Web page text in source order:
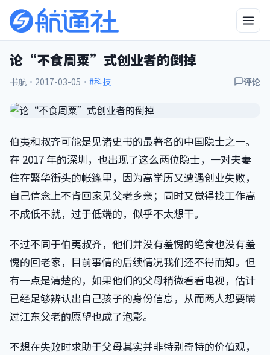
论“不食周粟”式创业者的倒掉
书航 · 2017-03-05 · #科技 评论
伯夷和叔齐可能是见诸史书的最著名的中国隐士之一。
在 2017 年的深圳，也出现了这么两位隐士，一对夫妻
住在繁华街头的帐篷里，因为高学历又遭遇创业失败，
自己信念上不肯回家见父老乡亲；同时又觉得找工作高
不成低不就，过于低端的，似乎不太想干。
不过不同于伯夷叔齐，他们并没有羞愧的绝食也没有羞
愧的回老家，目前事情的后续情况我们还不得而知。但
有一点是清楚的，如果他们的父母稍微看看电视，估计
已经足够辨认出自己孩子的身份信息，从而两人想要瞒
过江东父老的愿望也成了泡影。
不想在失败时求助于父母其实并非特别奇特的价值观，